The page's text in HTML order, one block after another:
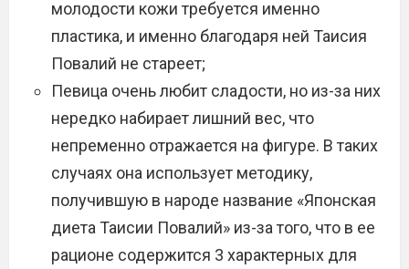
молодости кожи требуется именно
пластика, и именно благодаря ней Таисия
Повалий не стареет;
Певица очень любит сладости, но из-за них
нередко набирает лишний вес, что
непременно отражается на фигуре. В таких
случаях она использует методику,
получившую в народе название «Японская
диета Таисии Повалий» из-за того, что в ее
рационе содержится 3 характерных для